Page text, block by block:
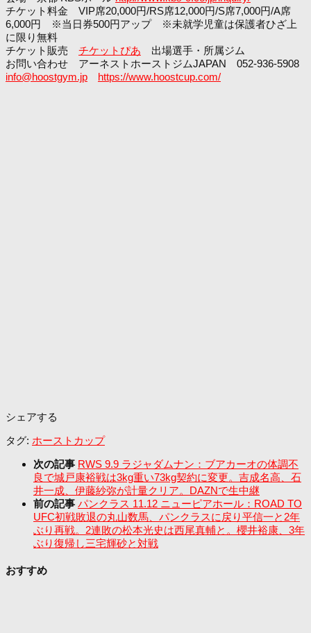
チケット料金 VIP席20,000円/RS席12,000円/S席7,000円/A席
6,000円 ※当日券500円アップ ※未就学児童は保護者ひざ上
に限り無料
チケット販売 チケットぴあ 出場選手・所属ジム
お問い合わせ アーネストホーストジムJAPAN 052-936-5908
info@hoostgym.jp
https://www.hoostcup.com/
シェアする
タグ: ホーストカップ
次の記事 RWS 9.9 ラジャダムナン：ブアカーオの体調不
良で城戸康裕戦は3kg重い73kg契約に変更。吉成名高、石
井一成、伊藤紗弥が計量クリア。DAZNで生中継
前の記事 パンクラス 11.12 ニューピアホール：ROAD TO
UFC初戦敗退の丸山数馬、パンクラスに戻り平信一と2年
ぶり再戦。2連敗の松本光史は西尾真輔と。櫻井裕康、3年
ぶり復帰し三宅輝砂と対戦
おすすめ